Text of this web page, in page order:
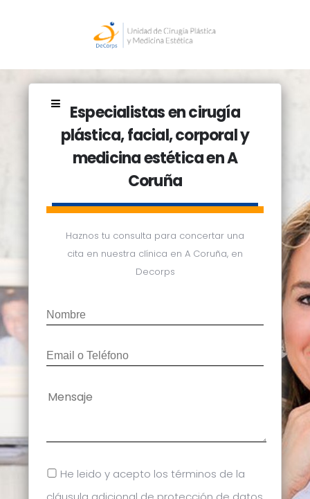
Especialistas en cirugía
plástica, facial, corporal y
medicina estética en A
Coruña
Haznos tu consulta para concertar una
cita en nuestra clínica en A Coruña, en
Decorps
He leido y acepto los términos de la